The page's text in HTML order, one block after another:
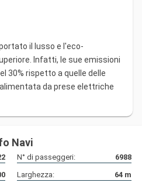
il lusso e l'eco-
Infatti, le sue emissioni
30% rispetto a quelle delle
da prese elettriche
Navi
N° di passeggeri:
6988
Larghezza: 64 m